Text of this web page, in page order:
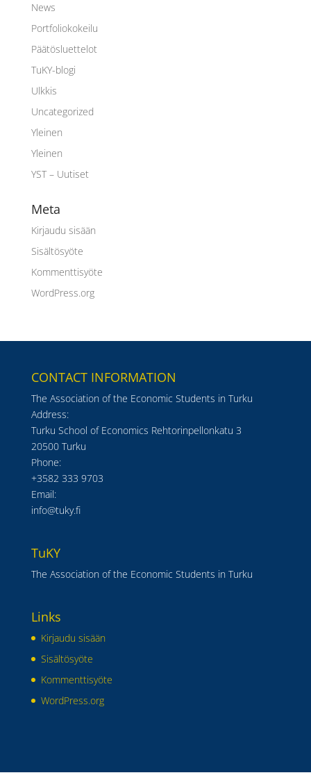
News
Portfoliokokeilu
Päätösluettelot
TuKY-blogi
Ulkkis
Uncategorized
Yleinen
Yleinen
YST – Uutiset
Meta
Kirjaudu sisään
Sisältösyöte
Kommenttisyöte
WordPress.org
CONTACT INFORMATION
The Association of the Economic Students in Turku
Address:
Turku School of Economics Rehtorinpellonkatu 3
20500 Turku
Phone:
+3582 333 9703
Email:
info@tuky.fi
TuKY
The Association of the Economic Students in Turku
Links
Kirjaudu sisään
Sisältösyöte
Kommenttisyöte
WordPress.org